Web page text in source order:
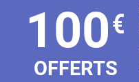
100€
OFFERTS